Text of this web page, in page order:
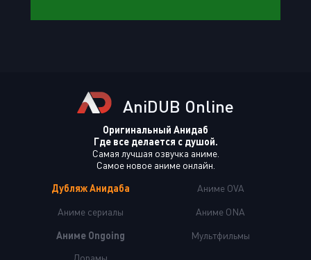
AniDUB Online
Оригинальный Анидаб
Где все делается с душой.
Самая лучшая озвучка аниме.
Самое новое аниме онлайн.
Дубляж Анидаба
Аниме сериалы
Аниме Ongoing
Аниме OVA
Аниме ONA
Мультфильмы